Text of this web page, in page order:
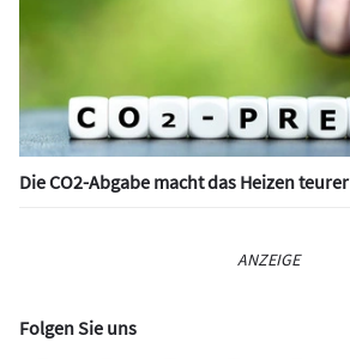
Die CO2-Abgabe macht das Heizen teurer
ANZEIGE
Folgen Sie uns